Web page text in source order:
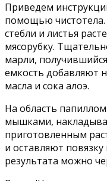
Приведем
помощью чистотела.
стебли и листья
мясорубку.
марли,
емкость добавляют
масла и сока алоэ.
На область
мышками,
приготовленным
и оставляют
результата можно